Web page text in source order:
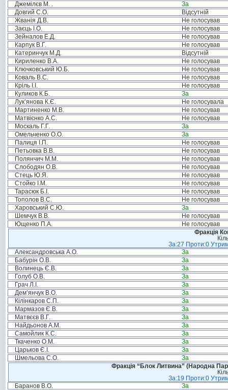
Джемілєв М. .
За
Довгий С.О.
Відсутній
Жванія Д.В.
Не голосував
Заєць І.О.
Не голосував
Зейналов Е.Д.
Не голосував
Карпук В.Г.
Не голосував
Катеринчук М.Д.
Відсутній
Кириленко В.А.
Не голосував
Ключковський Ю.Б.
Не голосував
Коваль В.С.
Не голосував
Кріль І.І.
Не голосував
Куликов К.Б.
За
Лук’янова К.Є.
Не голосувала
Мартиненко М.В.
Не голосував
Матвієнко А.С.
Не голосував
Москаль Г.Г.
За
Омельченко О.О.
За
Палиця І.П.
Не голосував
Петьовка В.В.
Не голосував
Полянчич М.М.
Не голосував
Слободян О.В.
Не голосував
Стець Ю.Я.
Не голосував
Стойко І.М.
Не голосував
Тарасюк Б.І.
Не голосував
Тополов В.С.
Не голосував
Харовський С.Ю.
За
Шемчук В.В.
Не голосував
Ющенко П.А.
Не голосував
Фракція
За:27 Проти:0
Александровська А.О.
За
Бабурін О.В.
За
Волинець Є.В.
За
Голуб О.В.
За
Грач Л.І.
За
Дем’янчук В.О.
За
Кілінкаров С.П.
За
Мармазов Є.В.
За
Матвєєв В.Г.
За
Найдьонов А.М.
За
Самойлик К.С.
За
Ткаченко О.М.
За
Царьков Є.І.
За
Шмельова С.О.
За
Фракція “Блок Литвина” (Народна
За:19 Проти:0
Баранов В.О.
За